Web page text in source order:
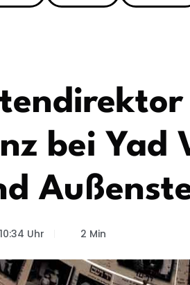
bei Yad
10:34 Uhr 2 Min